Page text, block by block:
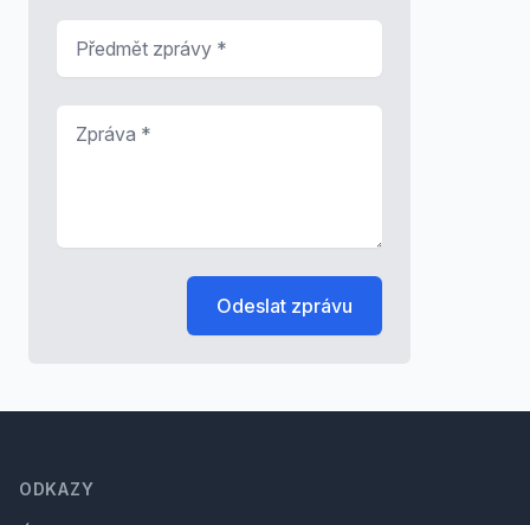
Odeslat zprávu
ODKAZY